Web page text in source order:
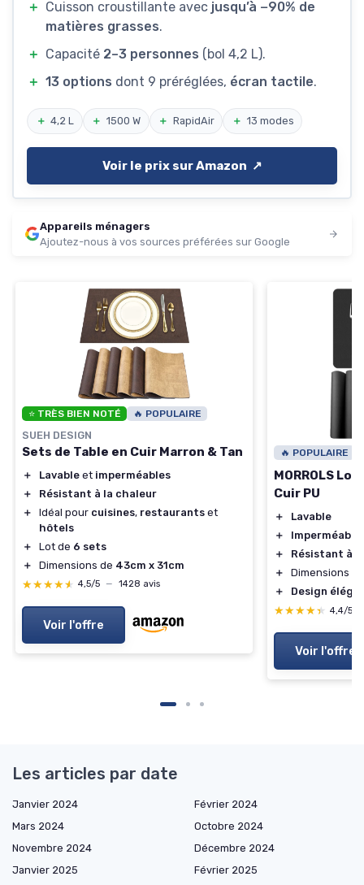
＋ Cuisson croustillante avec jusqu’à −90% de
matières grasses.
＋ Capacité 2–3 personnes (bol 4,2 L).
＋ 13 options dont 9 préréglées, écran tactile.
＋ 4,2 L ＋ 1500 W ＋ RapidAir ＋ 13 modes
Voir le prix sur Amazon ↗️
Appareils ménagers
Ajoutez-nous à vos sources préférées sur Google
⭐ TRÈS BIEN NOTÉ 🔥 POPULAIRE
SUEH DESIGN
Sets de Table en Cuir Marron & Tan
＋ Lavable et imperméables
＋
Résistant à la chaleur
＋
Idéal pour cuisines, restaurants et
hôtels
＋
Lot de 6 sets
＋
Dimensions de 43cm x 31cm
★★★★★
★★★★★ 4,5/5 — 1428 avis
Voir l'offre
🔥 POPULAIRE
MORROLS
Cuir PU
＋
Lavable
＋
＋
Résistant à
＋
Dimensions :
＋
Design
★★★★★
★★★★★ 4,4/5
Voir l'offre
Les articles par date
Janvier 2024
Février 2024
Mars 2024
Octobre 2024
Novembre 2024
Décembre 2024
Janvier 2025
Février 2025